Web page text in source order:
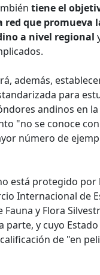
tiene el
red que promueva
a nivel regional
además,
para
andinos en
"no se conoce
número de
está protegido por
Internacional de
y Flora
parte, y cuyo
de "en